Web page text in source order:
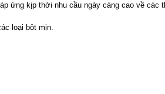
ứng kịp thời nhu cầu ngày càng cao về
loại bột mịn.